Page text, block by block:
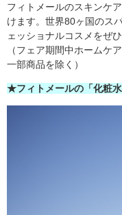
フィトメールのスキンケ
けます。世界80ヶ国のス
ェッショナルコスメをぜ
（フェア期間中ホームケ
一部商品を除く）
★フィトメールの「化粧